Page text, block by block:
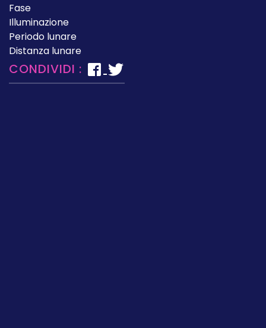
Fase
Illuminazione
Periodo lunare
Distanza lunare
CONDIVIDI :